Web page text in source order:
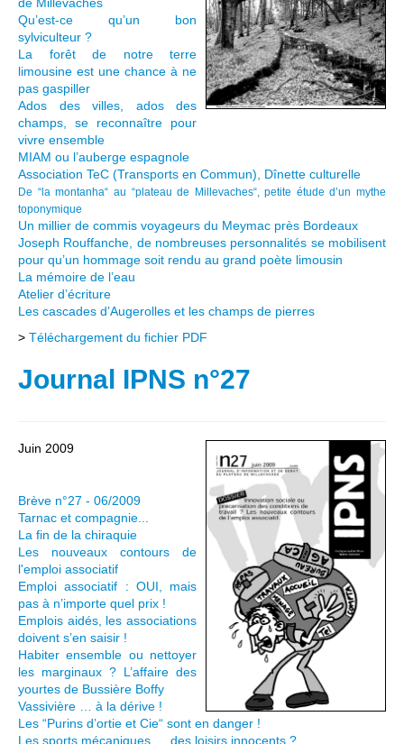
Qu’est-ce qu’un bon
sylviculteur ?
La forêt de notre terre
limousine est une chance à ne
pas gaspiller
Ados des villes, ados des
champs, se reconnaître pour
vivre ensemble
MIAM ou l’auberge espagnole
Association TeC (Transports en Commun), Dînette culturelle
De “la montanha“ au “plateau de Millevaches“, petite étude d’un mythe
toponymique
Un millier de commis voyageurs du Meymac près Bordeaux
Joseph Rouffanche, de nombreuses personnalités se mobilisent
pour qu’un hommage soit rendu au grand poète limousin
La mémoire de l’eau
Atelier d’écriture
Les cascades d’Augerolles et les champs de pierres
> Téléchargement du fichier PDF
Journal IPNS n°27
Juin 2009
Brève n°27 - 06/2009
Tarnac et compagnie...
La fin de la chiraquie
Les nouveaux contours de
l'emploi associatif
Emploi associatif : OUI, mais
pas à n’importe quel prix !
Emplois aidés, les associations
doivent s’en saisir !
Habiter ensemble ou nettoyer
les marginaux ? L’affaire des
yourtes de Bussière Boffy
Vassivière … à la dérive !
Les “Purins d’ortie et Cie“ sont en danger !
Les sports mécaniques … des loisirs innocents ?